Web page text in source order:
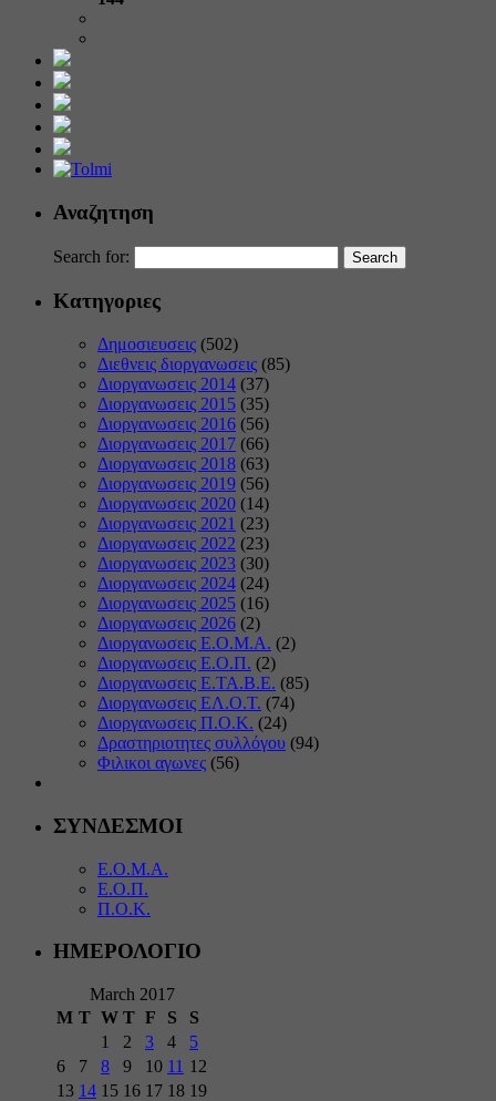
Αναζητηση
Search for:
Κατηγοριες
Δημοσιευσεις (502)
Διεθνεις διοργανωσεις (85)
Διοργανωσεις 2014 (37)
Διοργανωσεις 2015 (35)
Διοργανωσεις 2016 (56)
Διοργανωσεις 2017 (66)
Διοργανωσεις 2018 (63)
Διοργανωσεις 2019 (56)
Διοργανωσεις 2020 (14)
Διοργανωσεις 2021 (23)
Διοργανωσεις 2022 (23)
Διοργανωσεις 2023 (30)
Διοργανωσεις 2024 (24)
Διοργανωσεις 2025 (16)
Διοργανωσεις 2026 (2)
Διοργανωσεις Ε.Ο.Μ.Α. (2)
Διοργανωσεις Ε.Ο.Π. (2)
Διοργανωσεις Ε.ΤΑ.Β.Ε. (85)
Διοργανωσεις ΕΛ.Ο.Τ. (74)
Διοργανωσεις Π.Ο.Κ. (24)
Δραστηριοτητες συλλόγου (94)
Φιλικοι αγωνες (56)
ΣΥΝΔΕΣΜΟΙ
Ε.Ο.Μ.Α.
Ε.Ο.Π.
Π.Ο.Κ.
ΗΜΕΡΟΛΟΓΙΟ
March 2017
M T W T F S
S
1
2 3 4
5
6
7 8 9 10 11 12
13 14 15 16 17 18 19